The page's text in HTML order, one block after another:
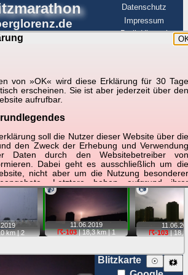
von »OK« wird diese Erklärung für 30 Tage
erscheinen. Sie ist aber jederzeit über den
aufrufbar.
soll die Nutzer dieser Website über die
den Zweck der Erhebung und Verwendung
Daten durch den Websitebetreiber von
Dabei geht es ausschließlich um die
nicht aber um die Nutzung besonderer
Letztere haben aufgrund ihrer
so dass verschiedene Daten
müssen, die für das Funktionieren erforderlich
dass Sie selbst zum Testen dieser
erfundene Daten verwenden. Ansonsten wird
Besonderheiten beim jeweiligen Angebot
Sie ein Angebot bei den Add-Ins nutzen, bei
werden, werden diese Daten auf dem
Datenschutz
Impressum
BerlinHimmel
Blitzmarathon
beim Einzelfoto können
tippen und sehen, wie
zu den Blitzen auf dem Foto bzw.
ist. Quelle der Blitzdaten:
Doppelklick auf Thumb zum Anzeigen.
2019
km |2
📹
11.06. 2019
☈-103| 18,3 km |1
📷
11.06.
☈-103| 18,2
Blitzkarte 🗱
☉